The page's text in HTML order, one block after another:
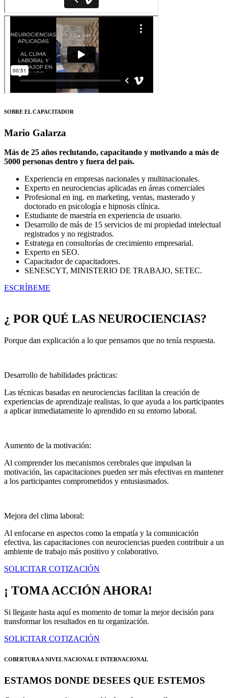
SOBRE EL CAPACITADOR
Mario Galarza
Más de 25 años reclutando, capacitando y motivando a más de
5000 personas dentro y fuera del país.
Experiencia en empresas nacionales y multinacionales.
Experto en neurociencias aplicadas en áreas comerciales
Profesional en ing. en marketing, ventas, masterado y
doctorado en psicología e hipnosis clínica.
Estudiante de maestría en experiencia de usuario.
Desarrollo de más de 15 servicios de mi propiedad intelectual
registrados y no registrados.
Estratega en consultorías de crecimiento empresarial.
Experto en SEO.
Capacitador de capacitadores.
SENESCYT, MINISTERIO DE TRABAJO, SETEC.
ESCRÍBEME
¿ POR QUÉ LAS NEUROCIENCIAS?
Porque dan explicación a lo que pensamos que no tenía respuesta.
Desarrollo de habilidades prácticas:
Las técnicas basadas en neurociencias facilitan la creación de
experiencias de aprendizaje realistas, lo que ayuda a los participantes
a aplicar inmediatamente lo aprendido en su entorno laboral.
Aumento de la motivación:
Al comprender los mecanismos cerebrales que impulsan la
motivación, las capacitaciones pueden ser más efectivas en mantener
a los participantes comprometidos y entusiasmados.
Mejora del clima laboral:
Al enfocarse en aspectos como la empatía y la comunicación
efectiva, las capacitaciones con neurociencias pueden contribuir a un
ambiente de trabajo más positivo y colaborativo.
SOLICITAR COTIZACIÓN
¡ TOMA ACCIÓN AHORA!
Si llegaste hasta aquí es momento de tomar la mejor decisión para
transformar los resultados en tu organización.
SOLICITAR COTIZACIÓN
COBERTURA A NIVEL NACIONAL E INTERNACIONAL
ESTAMOS DONDE DESEES QUE ESTEMOS